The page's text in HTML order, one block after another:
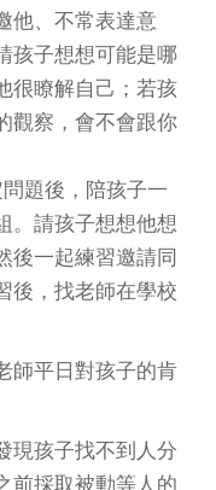
他、不常表達意
孩子想想可能是哪
很瞭解自己；若孩
觀察，會不會跟你
題後，陪孩子一
。請孩子想想他想
後一起練習邀請同
後，找老師在學校
師平日對孩子的肯
現孩子找不到人分
前採取被動等人的